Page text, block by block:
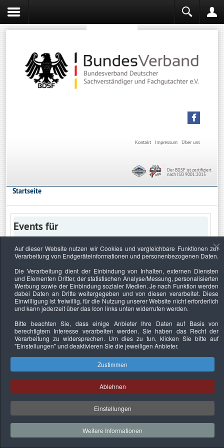
Über uns
Impressum
Kontakt
Der BDSF ist zertifiziert
nach ISO 9001:2015
Startseite
Events für
Keine Termine
Datenschutzerklärung Urheberrechtsnachweise Nachhaltigkeit
Copyright © 2026. Bundesverband Deutscher
Sachverständiger und Fachgutachter e.V..
Auf dieser Website nutzen wir Cookies und vergleichbare Funktionen zur
Verarbeitung von Endgeräteinformationen und personenbezogenen Daten.
Die Verarbeitung dient der Einbindung von Inhalten, externen Diensten
und Elementen Dritter, der statistischen Analyse/Messung, personalisierten
Werbung sowie der Einbindung sozialer Medien. Je nach Funktion werden
dabei Daten an Dritte weitergegeben und von diesen verarbeitet. Diese
Einwilligung ist freiwillig, für die Nutzung unserer Website nicht erforderlich
und kann jederzeit über das Icon links unten widerrufen werden.
Bitte beachten Sie, dass einige Anbieter Ihre Daten auf Basis von
berechtigtem Interesse verarbeiten werden. Sie haben das Recht der
Verarbeitung zu widersprechen. Um dies zu tun, klicken Sie bitte auf
"Einstellungen"und deaktivieren Sie die jeweiligen Anbieter.
Zustimmen
Ablehnen
Einstellungen
Weitere Informationen